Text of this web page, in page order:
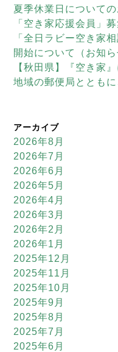
夏季休業日について
「空き家応援会員」
「全日ラビー空き家
開始について（お知ら
【秋田県】『空き家
地域の郵便局ととも
アーカイブ
2026年8月
2026年7月
2026年6月
2026年5月
2026年4月
2026年3月
2026年2月
2026年1月
2025年12月
2025年11月
2025年10月
2025年9月
2025年8月
2025年7月
2025年6月